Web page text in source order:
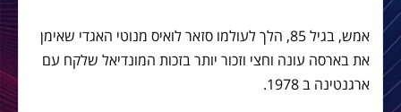
‎אמש, בגיל 85, הלך לעולמו סזאר לואיס מנוטי האגדי שאימן
את בארסה עונה וחצי וזכור יותר בזכות המונדיאל שלקח עם
ארגנטינה ב 1978.